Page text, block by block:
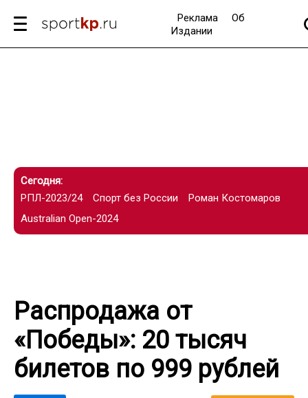
Реклама
Об
Издании
Сегодня:
РПЛ-2023/24
Спорт без России
Роман Костомаров
Australian Open-2024
Распродажа от
«Победы»: 20 тысяч
билетов по 999 рублей